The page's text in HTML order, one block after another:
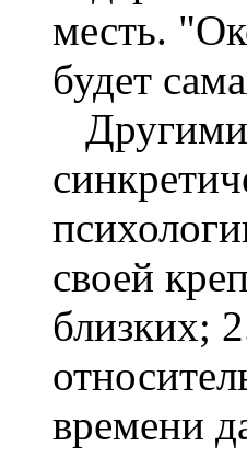
месть.
будет
Другими
своей
близких;
времени